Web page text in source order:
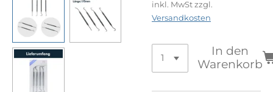
inkl. MwSt zzgl.
Versandkosten
In den
Warenkorb